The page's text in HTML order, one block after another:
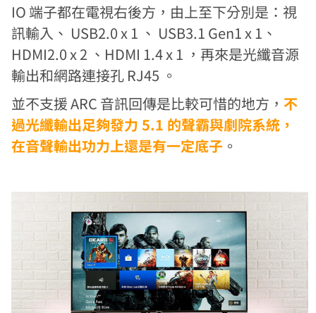
IO 端子都在電視右後方，由上至下分別是：視
訊輸入、 USB2.0 x 1 、 USB3.1 Gen1 x 1、
HDMI2.0 x 2 、HDMI 1.4 x 1 ，再來是光纖音源
輸出和網路連接孔 RJ45 。
並不支援 ARC 音訊回傳是比較可惜的地方，不
過光纖輸出足夠發力 5.1 的聲霸與劇院系統，
在音聲輸出功力上還是有一定底子 。